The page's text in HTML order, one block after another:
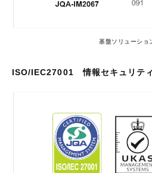
基盤ソリューショ
ISO/IEC27001 情報セキュリテ